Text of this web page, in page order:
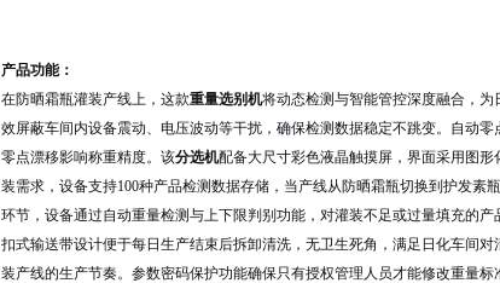
产品功能：
在防晒霜瓶灌装产线上，这款重量选别机将动态检测与智能管控深度融合，
效屏蔽车间内设备震动、电压波动等干扰，确保检测数据稳定不跳变。自动
零点漂移影响称重精度。该分选机配备大尺寸彩色液晶触摸屏，界面采用图
装需求，设备支持100种产品检测数据存储，当产线从防晒霜瓶切换到护发
环节，设备通过自动重量检测与上下限判别功能，对灌装不足或过量填充的
扣式输送带设计便于每日生产结束后拆卸清洗，无卫生死角，满足日化车间
装产线的生产节奏。参数密码保护功能确保只有授权管理人员才能修改重量